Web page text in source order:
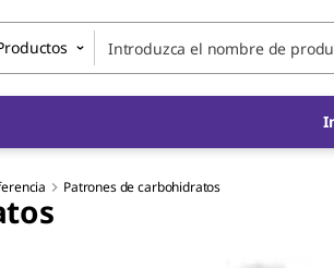
Patrones de carbohidratos